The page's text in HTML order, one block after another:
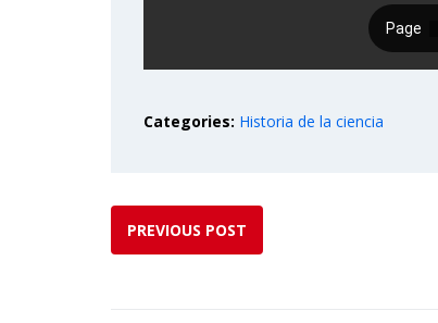
Categories: Historia de la ciencia
PREVIOUS POST